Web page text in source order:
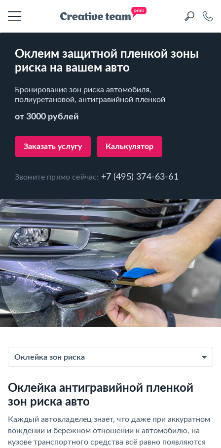
Оклеим защитной пленкой зоны
риска на вашем авто
Бронирование зон риска автомобиля,
полиуретановой, антигравийной пленкой
от 3000 рублей
Заказать услугу Калькулятор
Звоните прямо сейчас: +7 (495) 374-63-61
Оклейка зон риска
Оклейка антигравийной пленкой
зон риска авто
Каждый автовладелец знает, что даже при аккуратном
вождении и бережном отношении к автомобилю, на
кузове транспортного средства всё равно появляются